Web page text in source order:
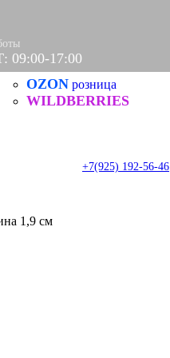
09:00-17:00
+7(925) 192-56-46
OZON розница
WILDBERRIES
1,9 см